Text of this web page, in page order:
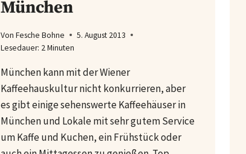
München
Von Fesche Bohne
5. August 2013
Lesedauer: 2Minuten
München kann mit der Wiener
Kaffeehauskultur nicht konkurrieren, aber
es gibt einige sehenswerte Kaffeehäuser in
München und Lokale mit sehr gutem Service
um Kaffe und Kuchen, ein Frühstück oder